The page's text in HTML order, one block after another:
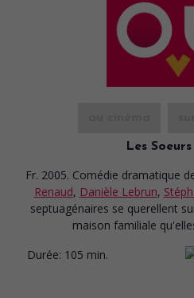
Les
Fr. 2005. Comédie dramatique
Renaud, Danièle Lebrun,
septuagénaires se querellent
maison familiale
Durée: 105 min.